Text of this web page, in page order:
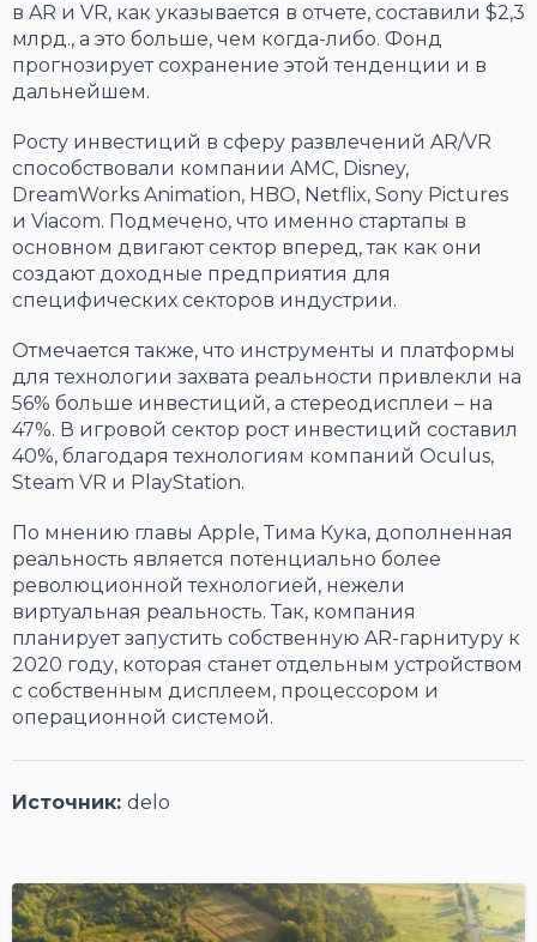
в AR и VR, как указывается в отчете, составили $2,3
млрд., а это больше, чем когда-либо. Фонд
прогнозирует сохранение этой тенденции и в
дальнейшем.
Росту инвестиций в сферу развлечений AR/VR
способствовали компании AMC, Disney,
DreamWorks Animation, HBO, Netflix, Sony Pictures
и Viacom. Подмечено, что именно стартапы в
основном двигают сектор вперед, так как они
создают доходные предприятия для
специфических секторов индустрии.
Отмечается также, что инструменты и платформы
для технологии захвата реальности привлекли на
56% больше инвестиций, а стереодисплеи – на
47%. В игровой сектор рост инвестиций составил
40%, благодаря технологиям компаний Oculus,
Steam VR и PlayStation.
По мнению главы Apple, Тима Кука, дополненная
реальность является потенциально более
революционной технологией, нежели
виртуальная реальность. Так, компания
планирует запустить собственную AR-гарнитуру к
2020 году, которая станет отдельным устройством
с собственным дисплеем, процессором и
операционной системой.
Источник: delo